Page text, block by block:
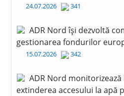
24.07.2026 341
ADR Nord își dezvoltă
gestionarea fondurilor
15.07.2026 342
ADR Nord
extinderea accesului la apă